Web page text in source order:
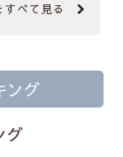
すべて見る
ング
グ